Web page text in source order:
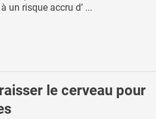
un risque accru d’ ...
le cerveau pour